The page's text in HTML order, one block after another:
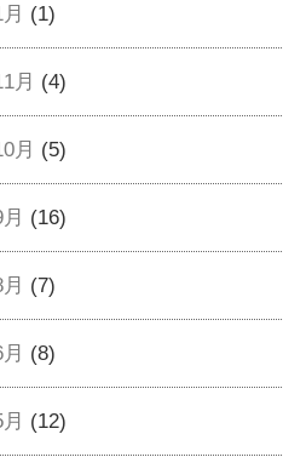
(1)
月 (4)
月 (5)
(16)
(7)
(8)
(12)